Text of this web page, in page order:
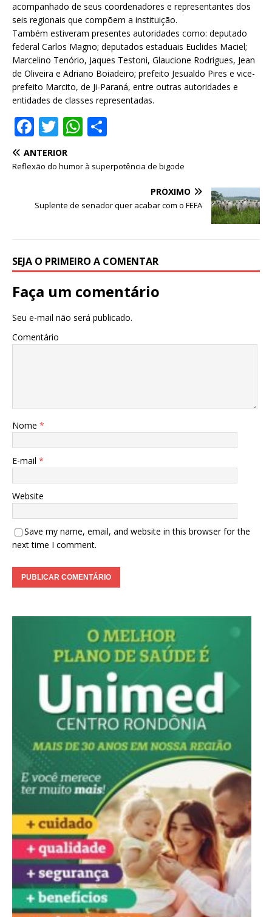
acompanhado de seus coordenadores e representantes dos
seis regionais que compõem a instituição.
Também estiveram presentes autoridades como: deputado
federal Carlos Magno; deputados estaduais Euclides Maciel;
Marcelino Tenório, Jaques Testoni, Glaucione Rodrigues, Jean
de Oliveira e Adriano Boiadeiro; prefeito Jesualdo Pires e vice-
prefeito Marcito, de Ji-Paraná, entre outras autoridades e
entidades de classes representadas.
F
a
c
b
k
T
w
it
r
W
at
A
ar
ANTERIOR
Reflexão do humor à superpotência de bigode
PRÓXIMO
Suplente de senador quer acabar com o FEFA
SEJA O PRIMEIRO A COMENTAR
Faça um comentário
Seu e-mail não será publicado.
Comentário
Nome *
E-mail *
Website
Save my name, email, and website in this browser for the
next time I comment.